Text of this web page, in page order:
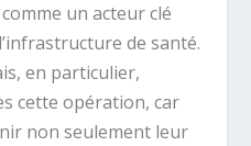
un acteur clé
de santé.
en particulier,
cette opération, car
non seulement leur